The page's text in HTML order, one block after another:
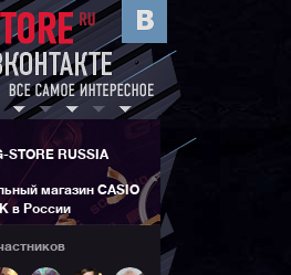
STORE RUSSIA
магазин CASIO
в России